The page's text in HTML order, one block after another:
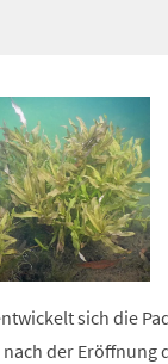
sich die
der